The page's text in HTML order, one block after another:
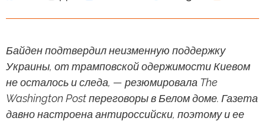
Байден подтвердил неизменную поддержку
Украины, от трамповской одержимости Киевом
не осталось и следа, — резюмировала The
Washington Post переговоры в Белом доме. Газета
давно настроена антироссийски, поэтому и ее